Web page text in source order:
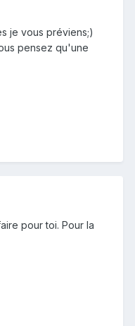
je vous préviens;)
pensez qu'une
pour toi. Pour la